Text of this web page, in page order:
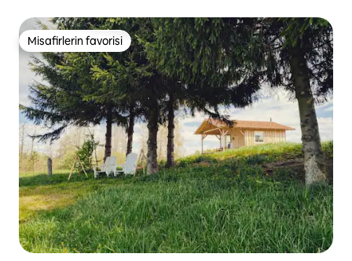
Misafirlerin favorisi
Misafirlerin favorisi